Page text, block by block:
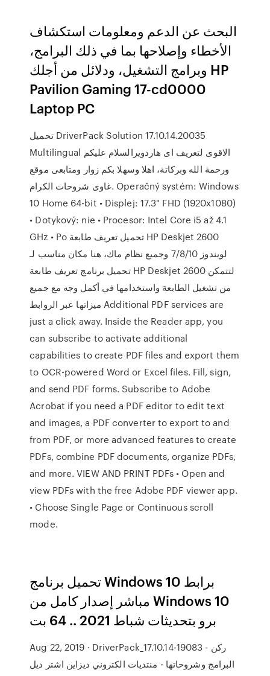
البحث عن الدعم ومعلومات استكشاف
الأخطاء وإصلاحها بما في ذلك البرامج،
وبرامج التشغيل، ودلائل من أجلك HP
Pavilion Gaming 17-cd0000
Laptop PC
تحميل DriverPack Solution 17.10.14.20035
Multilingual الاقوى لتعريف اى هاردويرالسلام عليكم
ورحمة الله وبركاتة، اهلا وسهلا بكم زوار ومتابعى موقع
غاوى شروحات الكرام. Operačný systém: Windows
10 Home 64-bit • Displej: 17.3" FHD (1920x1080)
• Dotykový: nie • Procesor: Intel Core i5 až 4.1
GHz • Po تحميل تعريف طابعة HP Deskjet 2600
لويندوز 7/8/10 وجميع نظام ماك، هنا مكان مناسب لـ
تحميل برنامج تعريف طابعة HP Deskjet 2600 لتتمكن
من تشغيل الطابعة واستخدامها في أكمل وجه مع جميع
ميزاتها عبر الروابط Additional PDF services are
just a click away. Inside the Reader app, you
can subscribe to activate additional
capabilities to create PDF files and export them
to OCR-powered Word or Excel files. Fill, sign,
and send PDF forms. Subscribe to Adobe
Acrobat if you need a PDF editor to edit text
and images, a PDF converter to export to and
from PDF, or more advanced features to create
PDFs, combine PDF documents, organize PDFs,
and more. VIEW AND PRINT PDFs • Open and
view PDFs with the free Adobe PDF viewer app.
• Choose Single Page or Continuous scroll
mode.
تحميل برنامج Windows 10 برابط
مباشر إصدار كامل من Windows 10
برو بتحديثات شباط 2021 .. 64 بت
Aug 22, 2019 · DriverPack_17.10.14-19083 - ركن
البرامج وشروحاتها - منتديات الكتروني ديزاين اشتر ديل